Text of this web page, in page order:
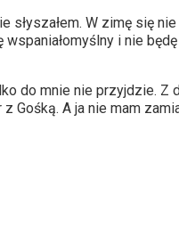
słyszałem. W zimę się nie
wspaniałomyślny i nie
do mnie nie przyjdzie.
Gośką. A ja nie mam